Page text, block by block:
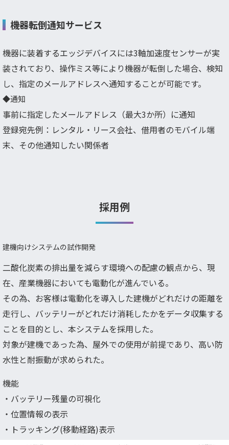
機器転倒通知サービス
機器に装着するエッジデバイスには3軸加速度センサーが実
装されており、操作ミス等により機器が転倒した場合、検知
し、指定のメールアドレスへ通知することが可能です。
◆通知
事前に指定したメールアドレス（最大3か所）に通知
登録宛先例：レンタル・リース会社、借用者のモバイル端
末、その他通知したい関係者
採用例
建機向けシステムの試作開発
二酸化炭素の排出量を減らす環境への配慮の観点から、現
在、産業機器においても電動化が進んでいる。
その為、お客様は電動化を導入した建機がどれだけの距離を
走行し、バッテリーがどれだけ消耗したかをデータ収集する
ことを目的とし、本システムを採用した。
対象が建機であった為、屋外での使用が前提であり、高い防
水性と耐振動が求められた。
機能
・バッテリー残量の可視化
・位置情報の表示
・トラッキング(移動経路)表示